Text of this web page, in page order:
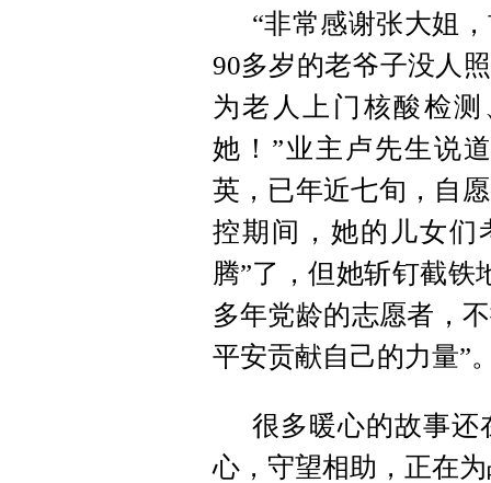
“非常感谢张大姐
90多岁的老爷子没人
为老人上门核酸检
她！”业主卢先生说
英，已年近七旬，自
控期间，她的儿女们
腾”了，但她斩钉截铁
多年党龄的志愿者，
平安贡献自己的力量”
很多暖心的故事
心，守望相助，正在